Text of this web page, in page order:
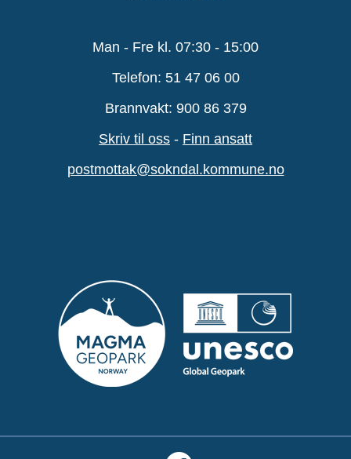
Man - Fre kl. 07:30 - 15:00
Telefon: 51 47 06 00
Brannvakt: 900 86 379
Skriv til oss - Finn ansatt
postmottak@sokndal.kommune.no